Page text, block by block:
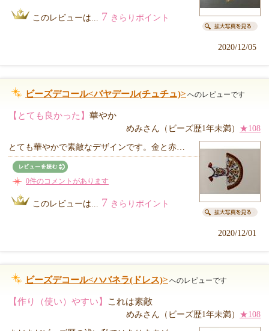
このレビューは... 7 きらりポイント
2020/12/05
ビーズデコール<バヤデール(チュチュ)> へのレビューです
【とても良かった】 華やか
めみさん（ビーズ歴1年未満） ★108
とても華やかで素敵なデザインです。金と赤…
0件のコメントがあります
このレビューは... 7 きらりポイント
2020/12/01
ビーズデコール<ハバネラ(ドレス)> へのレビューです
【作り（使い）やすい】 これは素敵
めみさん（ビーズ歴1年未満） ★108